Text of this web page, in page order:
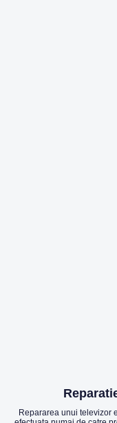
Repararea unui televizor